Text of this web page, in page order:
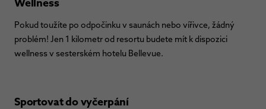
Pokud toužíte po odpočinku v saunách nebo vířivce, žádný
problém! Jen 1 kilometr od resortu budete mít k dispozici
wellness v sesterském hotelu Bellevue.
Sportovat do vyčerpání